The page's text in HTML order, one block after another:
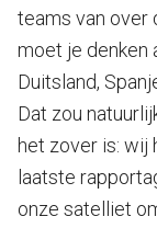
teams van over
moet je denken
Duitsland,
Dat zou
het zover is: wij
laatste
onze satelliet